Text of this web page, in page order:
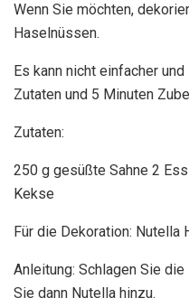
Wenn Sie möchten,
Haselnüssen.
Es kann nicht einfacher
Zutaten und 5 Minuten
Zutaten:
250 g gesüßte Sahne 2
Kekse
Für die Dekoration: Nutella
Anleitung: Schlagen Sie
Sie dann Nutella hinzu.